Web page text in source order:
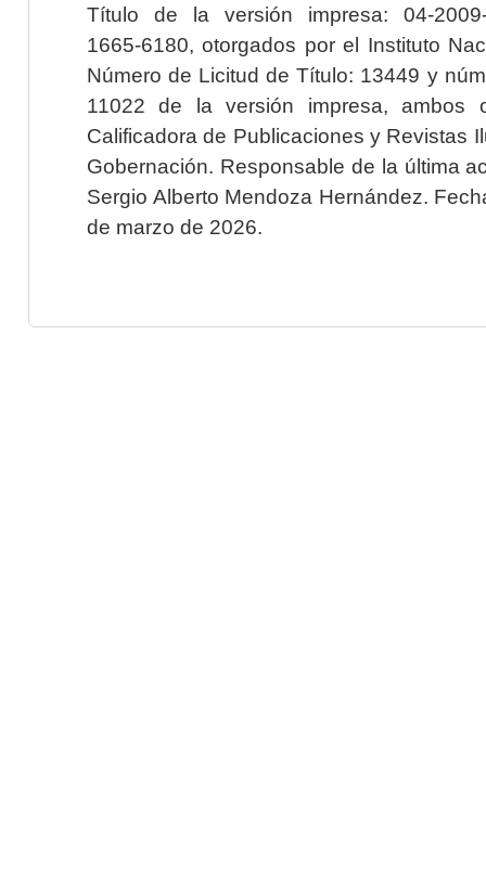
Título de la versión impresa: 04-2009-
1665-6180, otorgados por el Instituto
Número de Licitud de Título: 13449 y
11022 de la versión impresa, ambos
Calificadora de Publicaciones y Revistas
Gobernación. Responsable de la última
Sergio Alberto Mendoza Hernández.
de marzo de 2026.